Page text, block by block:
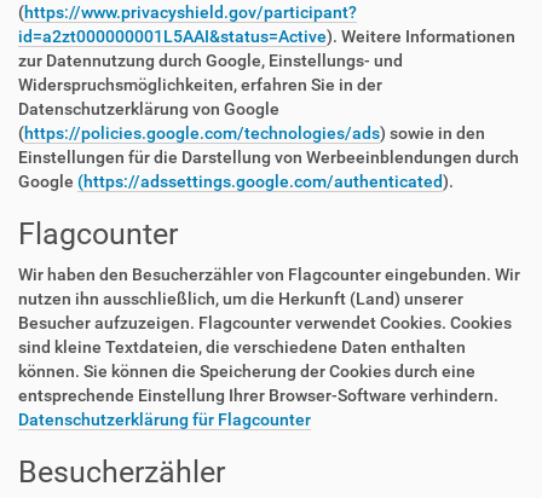
(https://www.privacyshield.gov/participant?
id=a2zt000000001L5AAI&status=Active). Weitere Informationen
zur Datennutzung durch Google, Einstellungs- und
Widerspruchsmöglichkeiten, erfahren Sie in der
Datenschutzerklärung von Google
(https://policies.google.com/technologies/ads) sowie in den
Einstellungen für die Darstellung von Werbeeinblendungen durch
Google (https://adssettings.google.com/authenticated).
Flagcounter
Wir haben den Besucherzähler von Flagcounter eingebunden. Wir
nutzen ihn ausschließlich, um die Herkunft (Land) unserer
Besucher aufzuzeigen. Flagcounter verwendet Cookies. Cookies
sind kleine Textdateien, die verschiedene Daten enthalten
können. Sie können die Speicherung der Cookies durch eine
entsprechende Einstellung Ihrer Browser-Software verhindern.
Datenschutzerklärung für Flagcounter
Besucherzähler